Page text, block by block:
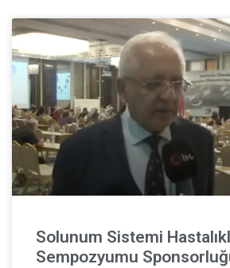
Solunum Sistemi
Sempozyumu